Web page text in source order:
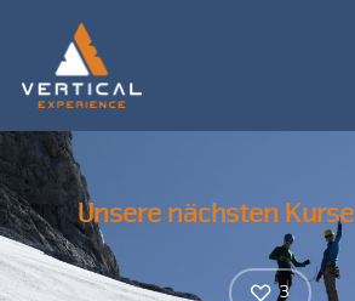
Unsere nächsten Kurse
3